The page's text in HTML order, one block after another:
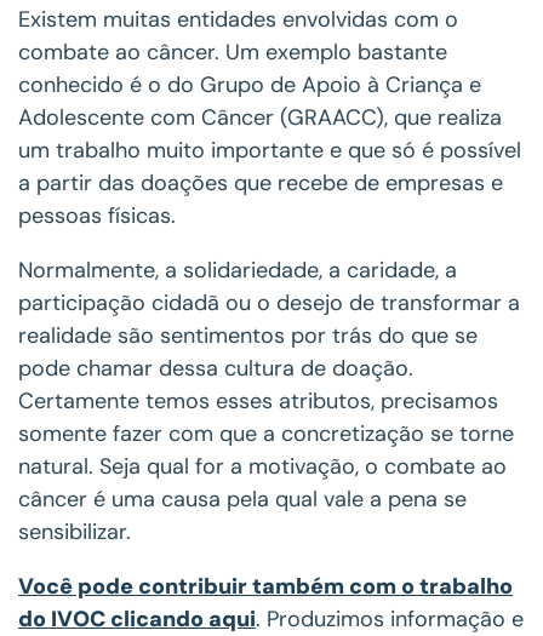
Existem muitas entidades envolvidas com o
combate ao câncer. Um exemplo bastante
conhecido é o do Grupo de Apoio à Criança e
Adolescente com Câncer (GRAACC), que realiza
um trabalho muito importante e que só é possível
a partir das doações que recebe de empresas e
pessoas físicas.
Normalmente, a solidariedade, a caridade, a
participação cidadã ou o desejo de transformar a
realidade são sentimentos por trás do que se
pode chamar dessa cultura de doação.
Certamente temos esses atributos, precisamos
somente fazer com que a concretização se torne
natural. Seja qual for a motivação, o combate ao
câncer é uma causa pela qual vale a pena se
sensibilizar.
Você pode contribuir também com o trabalho
do IVOC clicando aqui. Produzimos informação e